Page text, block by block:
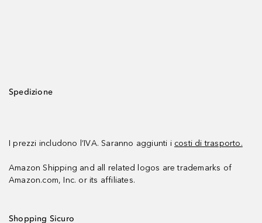
Spedizione
I prezzi includono l’IVA. Saranno aggiunti i costi di trasporto.
Amazon Shipping and all related logos are trademarks of
Amazon.com, Inc. or its affiliates.
Shopping Sicuro